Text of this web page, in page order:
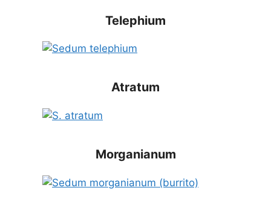
Telephium
Atratum
Morganianum